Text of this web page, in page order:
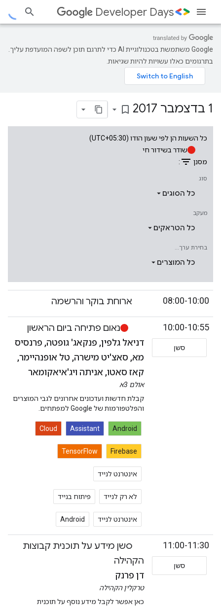
Developer Days
‫Google משתמשת בטכנולוגיית AI כדי לתרגם תוכן לשפה המועדפת עליך.
בתרגומים כאלו עשויות להיות שגיאות.
1 בדצמבר 2017 bookmark_border
כל השעות הן לפי שעון הודו (UTC+05:30)
שודר בשידור חי
מסנן filter_list
:
סוג
כל הסוגים
מעקב
כל הטראקים
בחירת ערך...
כל המוצרים
08:00-10:00 ארוחת בוקר והרשמה
10:00-10:55
סשן
נאום פתיחה ביום הראשון
דניאל גלפין, פנקאג' גופטה, פרנסיס
מא, סאצ'יט מישרה, טל אופנהיימר,
קאז סאטו, אניתה ויג'איאקומאר
אולם 3א
קבלת חדשות ועדכונים אחרונים לגבי המוצרים
והפלטפורמות של Google למפתחים.
Android
Assistant
Cloud
Firebase
TensorFlow
אינטרנט לנייד
לא רק לנייד פיתוח בנייד
אינטרנט לנייד Android
11:00-11:30
סשן
סשן מידע על תוכנית קבוצות
הקהילה
דן פרנק
טרקלין הקהילה
כאן אפשר לקבל מידע נוסף על תוכנית